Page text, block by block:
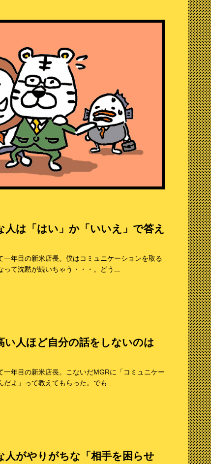
は「はい」か「いいえ」で答え
年目の新米店長。僕はコミュニケーションを取る
て沈黙が続いちゃう・・・。どう...
い人ほど自分の話をしないのは
年目の新米店長。こないだMGRに「コミュニケー
だよ」って教えてもらった。でも...
人がやりがちな「相手を困らせ